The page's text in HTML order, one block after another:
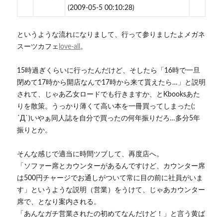
(2009-05-5 00:10:28)
というような流れになりまして、行って参りましたよメガネ
スーツカフェ love-all 。
15時過ぎくらいに行ったんだけど、そしたら「16時で一旦
閉めて17時から開店なんで17時から来て貰えたら…」と説明
されて、じゃあ乙女ロードでも行きますか、とKbooksあた
りを散策。うっかり薄くて高い本を一冊買ってしまった(;
´Д`)いやぁ同人誌を自分で買ったの何年振りだろ…多分5年
振りとか。
そんな感じで適当に時間ツブして、再度店へ。
「ソファー席とカウンターがあるんですけど、カウンター席
は500円チャージでお通しがついて常に目の前に社員がいま
す」というような説明（営業）をうけて、じゃあカウンター
席で、となり案内される。
「あんなガチ営業されたの初めてなんだけど！」と言う黄ば